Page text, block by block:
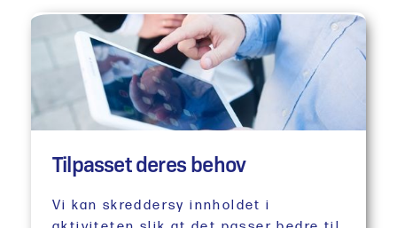
Tilpasset deres behov
Vi kan skreddersy innholdet i